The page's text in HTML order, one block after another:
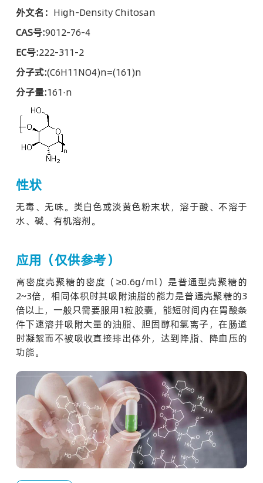
外文名： High-Density Chitosan
CAS号:9012-76-4
EC号:222-311-2
分子式:(C6H11NO4)n=(161)n
分子量:161·n
性状
无毒、无味。类白色或淡黄色粉末状，溶于酸、不溶于
水、碱、有机溶剂。
应用（仅供参考）
高密度壳聚糖的密度（≥0.6g/ml）是普通型壳聚糖的
2~3倍，相同体积时其吸附油脂的能力是普通壳聚糖的3
倍以上，一般只需要服用1粒胶囊，能短时间内在胃酸条
件下速溶并吸附大量的油脂、胆固醇和氯离子，在肠道
时凝絮而不被吸收直接排出体外，达到降脂、降血压的
功能。